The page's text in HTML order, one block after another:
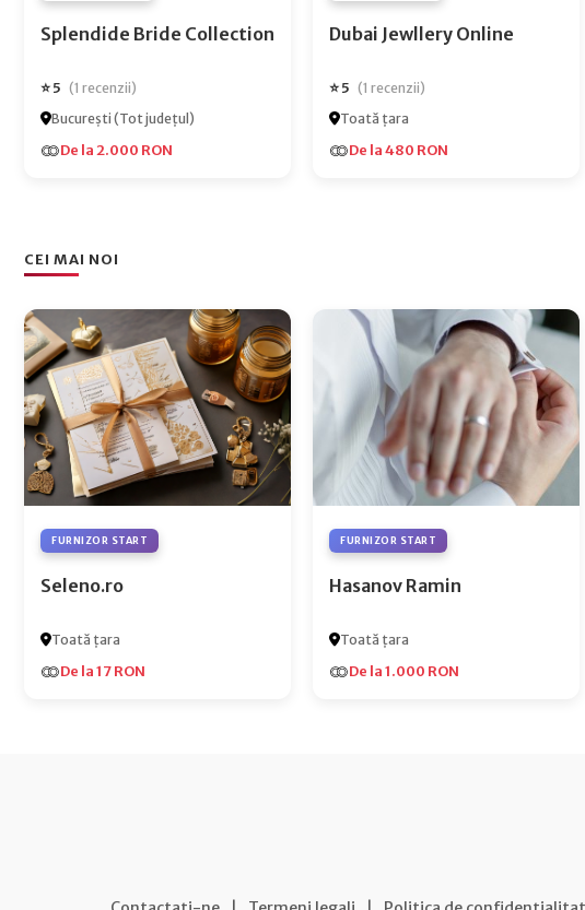
Splendide Bride Collection
⭐ 5 (1 recenzii)
București (Tot județul)
De la 2.000 RON
Dubai Jewllery Online
⭐ 5 (1 recenzii)
Toată țara
De la 480 RON
CEI MAI NOI
FURNIZOR START
Seleno.ro
Toată țara
De la 17 RON
FURNIZOR START
Hasanov Ramin
Toată țara
De la 1.000 RON